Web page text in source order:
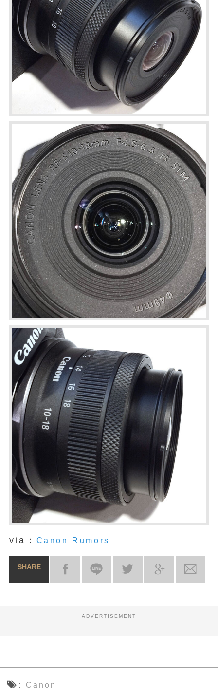
via： Canon Rumors
SHARE
ADVERTISEMENT
Canon